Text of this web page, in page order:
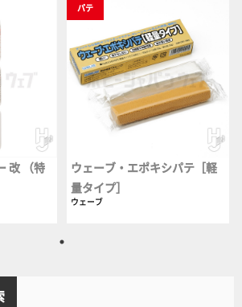
改 （特
パテ
ウェーブ・エポキシパテ［軽
量タイプ］
ウェーブ